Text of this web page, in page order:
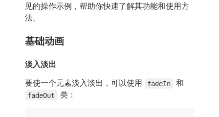
见的操作示例，帮助你快速了解其功能和使用方
法。
基础动画
淡入淡出
要使一个元素淡入淡出，可以使用
fadeIn 和
fadeOut 类：